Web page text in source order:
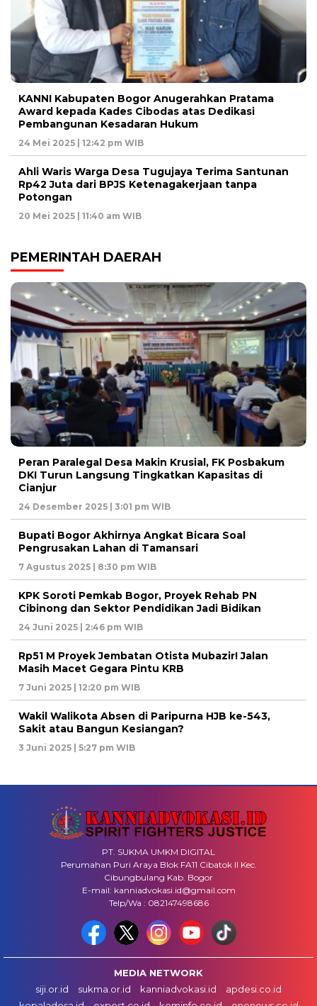
KANNI Kabupaten Bogor Anugerahkan Pratama
Award kepada Kades Cibodas atas Dedikasi
Pembangunan Kesadaran Hukum
24 Mei 2025 | 12:42 pm WIB
Ahli Waris Warga Desa Tugujaya Terima Santunan
Rp42 Juta dari BPJS Ketenagakerjaan tanpa
Potongan
20 Mei 2025 | 11:40 am WIB
PEMERINTAH DAERAH
Peran Paralegal Desa Makin Krusial, FK Posbakum
DKI Turun Langsung Tingkatkan Kapasitas di
Cianjur
24 Desember 2025 | 3:01 pm WIB
Bupati Bogor Akhirnya Angkat Bicara Soal
Pengrusakan Lahan di Tamansari
7 Agustus 2025 | 8:30 pm WIB
KPK Soroti Pemkab Bogor, Proyek Rehab PN
Cibinong dan Sektor Pendidikan Jadi Bidikan
24 Juni 2025 | 2:46 pm WIB
Rp51 M Proyek Jembatan Otista Mubazir! Jalan
Masih Macet Gegara Pintu KRB
7 Juni 2025 | 12:20 pm WIB
Wakil Walikota Absen di Paripurna HJB ke-543,
Sakit atau Bangun Kesiangan?
3 Juni 2025 | 5:27 pm WIB
PT. SUKMA UMKM DIGITAL
Perumahan Puri Araya Blok FA11 Cibatok II Kec.
Cibungbulang Kab. Bogor
E-mail: kanniadvokasi.id@gmail.com
Telp/Wa : 082147498686
MEDIA NETWORK
siji.or.id
sukma.or.id kanniadvokasi.id
apdesi.co.id